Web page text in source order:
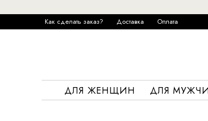
Как сделать заказ?
Доставка Оплата
ДЛЯ ЖЕНЩИН ДЛЯ